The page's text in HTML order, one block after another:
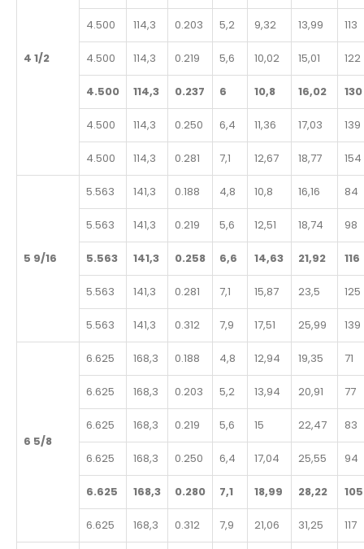
4 1/2
4.500 114,3 0.203 5,2 9,32 13,99 113
4.500 114,3 0.219 5,6 10,02 15,01 122
4.500 114,3 0.237 6 10,8 16,02 130
4.500 114,3 0.250 6,4 11,36 17,03 139
4.500 114,3 0.281 7,1 12,67 18,77 154
5 9/16
5.563 141,3 0.188 4,8 10,8 16,16 84
5.563 141,3 0.219 5,6 12,51 18,74 98
5.563 141,3 0.258 6,6 14,63 21,92 116
5.563 141,3 0.281 7,1 15,87 23,5 125
5.563 141,3 0.312 7,9 17,51 25,99 139
6 5/8
6.625 168,3 0.188 4,8 12,94 19,35 71
6.625 168,3 0.203 5,2 13,94 20,91 77
6.625 168,3 0.219 5,6 15 22,47 83
6.625 168,3 0.250 6,4 17,04 25,55 94
6.625 168,3 0.280 7,1 18,99 28,22 105
6.625 168,3 0.312 7,9 21,06 31,25 117